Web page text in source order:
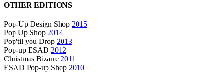
OTHER EDITIONS
Pop-Up Design Shop 2015
Pop Up Shop 2014
Pop'til you Drop 2013
Pop-up ESAD 2012
Christmas Bizarre 2011
ESAD Pop-up Shop 2010